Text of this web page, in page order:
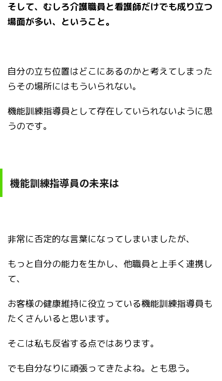
そして、むしろ介護職員と看護師だけでも成り立つ
場面が多い、ということ。
自分の立ち位置はどこにあるのかと考えてしまった
らその場所にはもういられない。
機能訓練指導員として存在していられないように思
うのです。
機能訓練指導員の未来は
非常に否定的な言葉になってしまいましたが、
もっと自分の能力を生かし、他職員と上手く連携し
て、
お客様の健康維持に役立っている機能訓練指導員も
たくさんいると思います。
そこは私も反省する点ではあります。
でも自分なりに頑張ってきたよね。とも思う。